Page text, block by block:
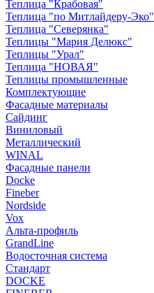
Теплица "Крабовая"
Теплица "по Митлайдеру-Эко"
Теплица "Северянка"
Теплицы "Мария Делюкс"
Теплицы "Урал"
Теплица "НОВАЯ"
Теплицы промышленные
Комплектующие
Фасадные материалы
Сайдинг
Виниловый
Металлический
WINAL
Фасадные панели
Docke
Fineber
Nordside
Vox
Альта-профиль
GrandLine
Водосточная система
Стандарт
DOCKE